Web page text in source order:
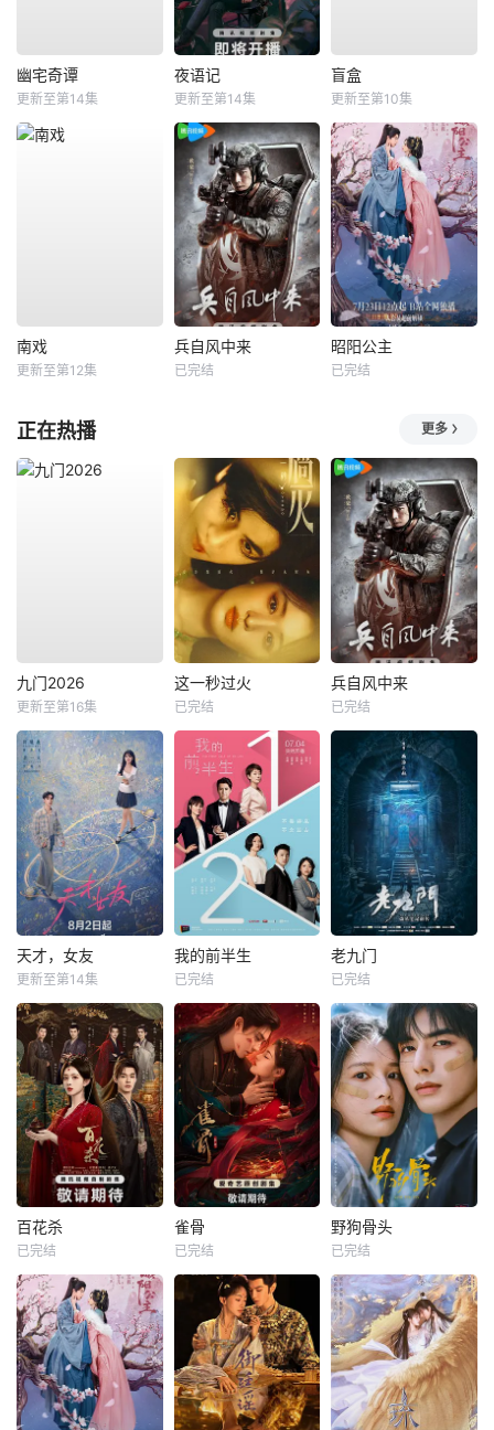
幽宅奇谭
更新至第14集
夜语记
更新至第14集
盲盒
更新至第10集
南戏
更新至第12集
兵自风中来
已完结
昭阳公主
已完结
正在热播 更多
九门2026
更新至第16集
这一秒过火
已完结
兵自风中来
已完结
天才，女友
更新至第14集
我的前半生
已完结
老九门
已完结
百花杀
已完结
雀骨
已完结
野狗骨头
已完结